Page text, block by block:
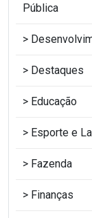
Pública
Destaques
Educação
Esporte e
Fazenda
Finanças